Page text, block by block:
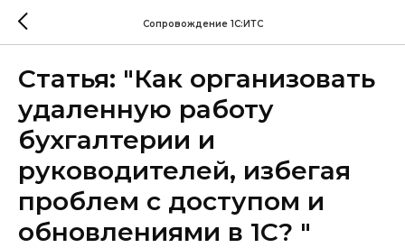
Сопровождение 1С:ИТС
Статья: "Как организовать
удаленную работу
бухгалтерии и
руководителей, избегая
проблем с доступом и
обновлениями в 1С? "